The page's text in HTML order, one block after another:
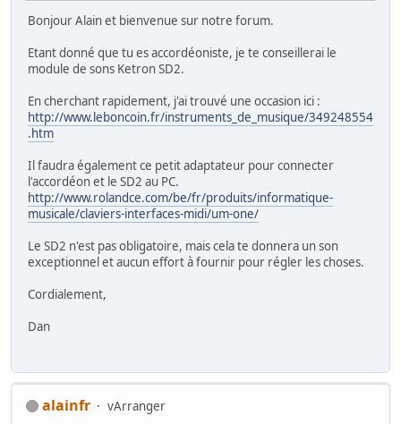
Bonjour Alain et bienvenue sur notre forum.
Etant donné que tu es accordéoniste, je te conseillerai le
module de sons Ketron SD2.
En cherchant rapidement, j'ai trouvé une occasion ici :
http://www.leboncoin.fr/instruments_de_musique/349248554
.htm
Il faudra également ce petit adaptateur pour connecter
l'accordéon et le SD2 au PC.
http://www.rolandce.com/be/fr/produits/informatique-
musicale/claviers-interfaces-midi/um-one/
Le SD2 n'est pas obligatoire, mais cela te donnera un son
exceptionnel et aucun effort à fournir pour régler les choses.
Cordialement,
Dan
alainfr
vArranger